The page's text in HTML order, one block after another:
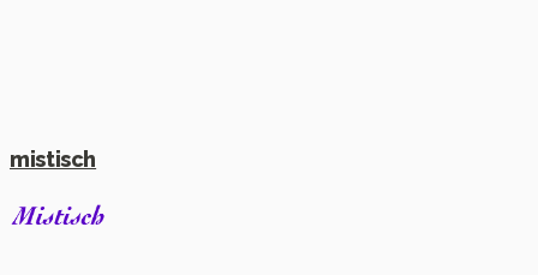
mistisch